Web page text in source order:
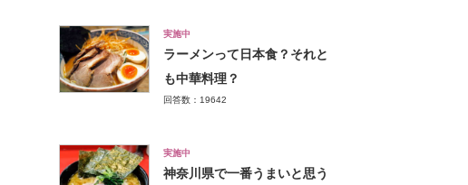
実施中
ラーメンって日本食？それと
も中華料理？
回答数：19642
実施中
神奈川県で一番うまいと思う